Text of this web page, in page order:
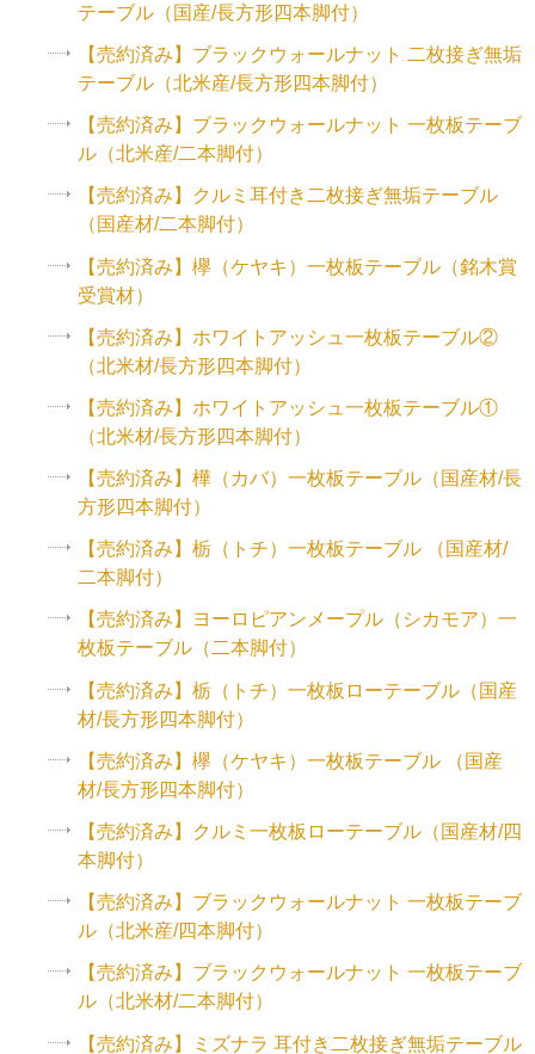
テーブル（国産/長方形四本脚付）
【売約済み】ブラックウォールナット 二枚接ぎ無垢
テーブル（北米産/長方形四本脚付）
【売約済み】ブラックウォールナット 一枚板テーブ
ル（北米産/二本脚付）
【売約済み】クルミ耳付き二枚接ぎ無垢テーブル
（国産材/二本脚付）
【売約済み】欅（ケヤキ）一枚板テーブル（銘木賞
受賞材）
【売約済み】ホワイトアッシュ一枚板テーブル②
（北米材/長方形四本脚付）
【売約済み】ホワイトアッシュ一枚板テーブル①
（北米材/長方形四本脚付）
【売約済み】樺（カバ）一枚板テーブル（国産材/長
方形四本脚付）
【売約済み】栃（トチ）一枚板テーブル （国産材/
二本脚付）
【売約済み】ヨーロピアンメープル（シカモア）一
枚板テーブル（二本脚付）
【売約済み】栃（トチ）一枚板ローテーブル（国産
材/長方形四本脚付）
【売約済み】欅（ケヤキ）一枚板テーブル （国産
材/長方形四本脚付）
【売約済み】クルミ一枚板ローテーブル（国産材/四
本脚付）
【売約済み】ブラックウォールナット 一枚板テーブ
ル（北米産/四本脚付）
【売約済み】ブラックウォールナット 一枚板テーブ
ル（北米材/二本脚付）
【売約済み】ミズナラ 耳付き二枚接ぎ無垢テーブル